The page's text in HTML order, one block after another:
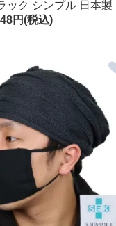
ック シンプル 日本製
円(税込)